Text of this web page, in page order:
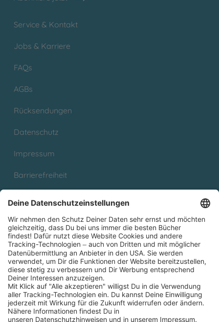
Service & Kontakt
Jobs & Karriere
FAQs
AGBs
Rücksendungen
Datenschutz
Impressum
Barrierefreiheit
Partnerprogramm (Affiliate)
Folge uns auf
* Versandkostenfrei ab 9,00 € Bestellwert innerhalb
Deutschlands